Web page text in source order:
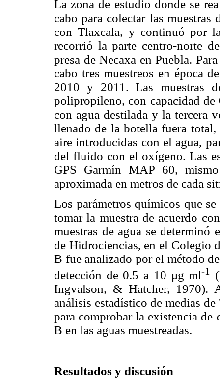
La zona de estudio donde se
cabo para colectar las
con Tlaxcala, y continuó por
recorrió la parte centro-norte
presa de Necaxa en Puebla.
cabo tres muestreos en época
2010 y 2011. Las muestras
polipropileno, con capacidad de
con agua destilada y la tercera
llenado de la botella fuera
aire introducidas con el agua,
del fluido con el oxígeno. Las
GPS Garmín MAP 60,
aproximada en metros de cada
Los parámetros químicos que
tomar la muestra de acuerdo
muestras de agua se
de Hidrociencias, en el Colegio
B fue analizado por el método
detección de 0.5 a 10 μg ml-1
Ingvalson, & Hatcher, 1970).
análisis estadístico de medias
para comprobar la existencia
B en las aguas muestreadas.
Resultados y discusión